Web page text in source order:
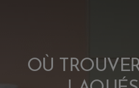
OÙ